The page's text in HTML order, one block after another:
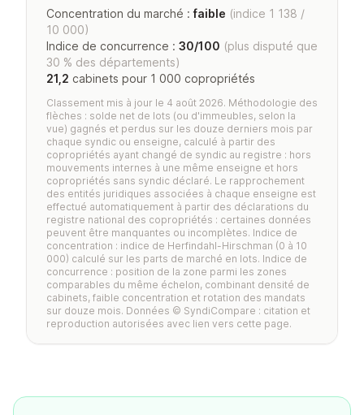
Concentration du marché :faible (indice 1 138 /
10 000)
Indice de concurrence : 30/100 (plus disputé que
30 % des départements)
21,2 cabinets pour 1 000 copropriétés
Classement mis à jour le 4 août 2026. Méthodologie des
flèches : solde net de lots (ou d'immeubles, selon la
vue) gagnés et perdus sur les douze derniers mois par
chaque syndic ou enseigne, calculé à partir des
copropriétés ayant changé de syndic au registre : hors
mouvements internes à une même enseigne et hors
copropriétés sans syndic déclaré. Le rapprochement
des entités juridiques associées à chaque enseigne est
effectué automatiquement à partir des déclarations du
registre national des copropriétés : certaines données
peuvent être manquantes ou incomplètes. Indice de
concentration : indice de Herfindahl-Hirschman (0 à 10
000) calculé sur les parts de marché en lots. Indice de
concurrence : position de la zone parmi les zones
comparables du même échelon, combinant densité de
cabinets, faible concentration et rotation des mandats
sur douze mois. Données © SyndiCompare : citation et
reproduction autorisées avec lien vers cette page.